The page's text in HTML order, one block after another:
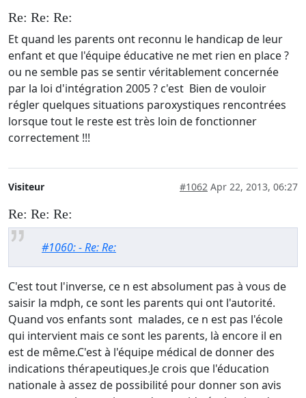
Re: Re: Re:
Et quand les parents ont reconnu le handicap de leur
enfant et que l'équipe éducative ne met rien en place ?
ou ne semble pas se sentir véritablement concernée
par la loi d'intégration 2005 ? c'est Bien de vouloir
régler quelques situations paroxystiques rencontrées
lorsque tout le reste est très loin de fonctionner
correctement !!!
Visiteur #1062 Apr 22, 2013, 06:27
Re: Re: Re:
#1060: - Re: Re:
C'est tout l'inverse, ce n est absolument pas à vous de
saisir la mdph, ce sont les parents qui ont l'autorité.
Quand vos enfants sont malades, ce n est pas l'école
qui intervient mais ce sont les parents, là encore il en
est de même.C'est à l'équipe médical de donner des
indications thérapeutiques.Je crois que l'éducation
nationale à assez de possibilité pour donner son avis